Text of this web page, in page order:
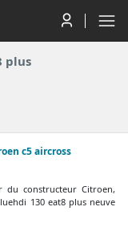
plus
c5 aircross
du constructeur Citroen,
130 eat8 plus neuve